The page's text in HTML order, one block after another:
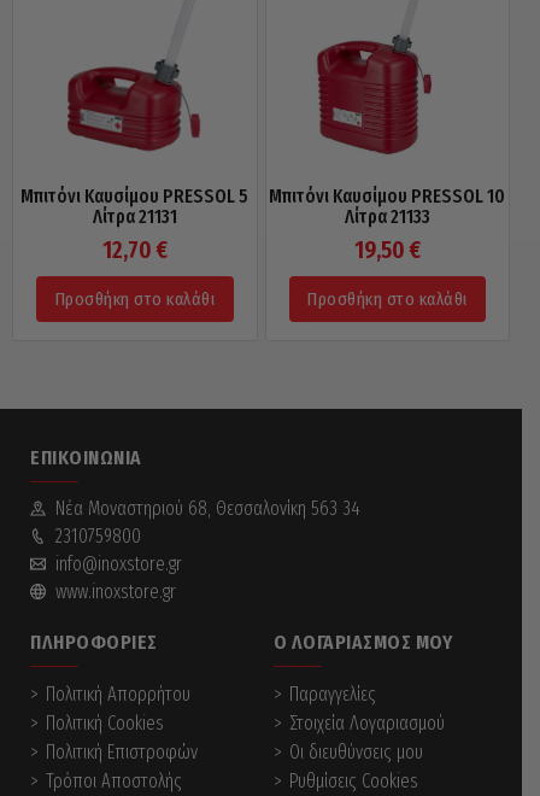
Μπιτόνι Καυσίμου PRESSOL 5
Λίτρα 21131
12,70 €
Προσθήκη στο καλάθι
Μπιτόνι Καυσίμου PRESSOL 10
Λίτρα 21133
19,50 €
Προσθήκη στο καλάθι
ΕΠΙΚΟΙΝΩΝΊΑ
Νέα Mοναστηριού 68, Θεσσαλονίκη 563 34
2310759800
info@inoxstore.gr
www.inoxstore.gr
ΠΛΗΡΟΦΟΡΊΕΣ
Πολιτική Απορρήτου
Πολιτική Cookies
Πολιτική Επιστροφών
Τρόποι Αποστολής
Ο ΛΟΓΑΡΙΑΣΜΌΣ ΜΟΥ
Παραγγελίες
Στοιχεία Λογαριασμού
Οι διευθύνσεις μου
Ρυθμίσεις Cookies